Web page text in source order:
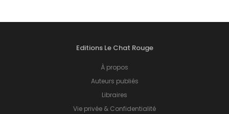
Editions Le Chat Rouge
À propos
Auteurs publiés
Libraires
Vie privée & Confidentialité